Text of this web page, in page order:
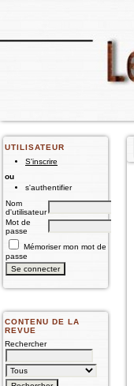
UTILISATEUR
S'inscrire
ou
s'authentifier
Nom
d'utilisateur
Mot de
passe
Mémoriser mon mot de
passe
CONTENU DE LA
REVUE
Rechercher